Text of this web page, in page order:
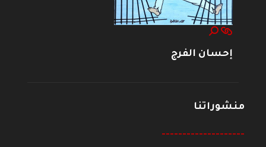
إحسان الفرج
منشوراتنا
--------------------